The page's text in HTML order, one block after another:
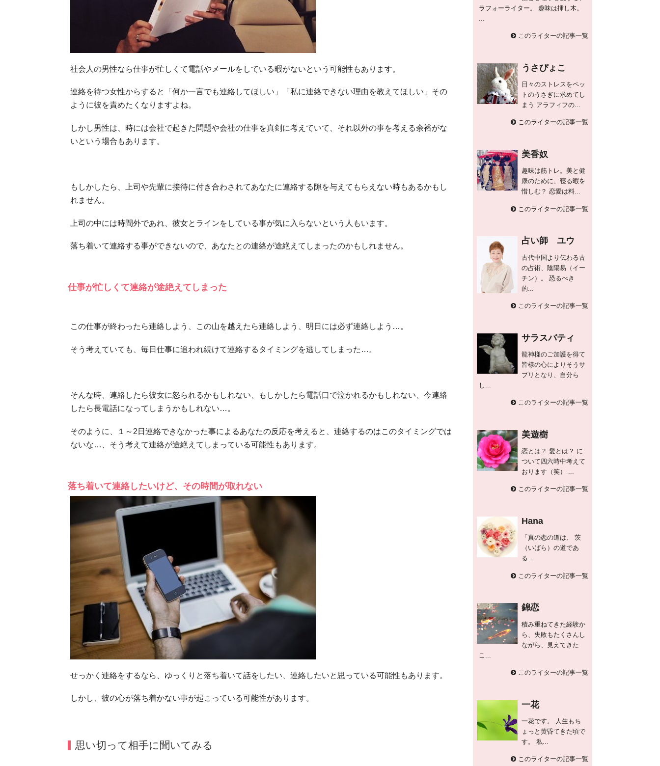
社会人の男性なら仕事が忙しくて電話やメールをしている暇がないという可能性もあります。
連絡を待つ女性からすると「何か一言でも連絡してほしい」「私に連絡できない理由を教えてほしい」その
ように彼を責めたくなりますよね。
しかし男性は、時には会社で起きた問題や会社の仕事を真剣に考えていて、それ以外の事を考える余裕がな
いという場合もあります。
もしかしたら、上司や先輩に接待に付き合わされてあなたに連絡する隙を与えてもらえない時もあるかもし
れません。
上司の中には時間外であれ、彼女とラインをしている事が気に入らないという人もいます。
落ち着いて連絡する事ができないので、あなたとの連絡が途絶えてしまったのかもしれません。
仕事が忙しくて連絡が途絶えてしまった
この仕事が終わったら連絡しよう、この山を越えたら連絡しよう、明日には必ず連絡しよう…。
そう考えていても、毎日仕事に追われ続けて連絡するタイミングを逃してしまった…。
そんな時、連絡したら彼女に怒られるかもしれない、もしかしたら電話口で泣かれるかもしれない、今連絡
したら長電話になってしまうかもしれない…。
そのように、１～2日連絡できなかった事によるあなたの反応を考えると、連絡するのはこのタイミングでは
ないな…、そう考えて連絡が途絶えてしまっている可能性もあります。
落ち着いて連絡したいけど、その時間が取れない
せっかく連絡をするなら、ゆっくりと落ち着いて話をしたい、連絡したいと思っている可能性もあります。
しかし、彼の心が落ち着かない事が起こっている可能性があります。
思い切って相手に聞いてみる
ラフォーライター。 趣味は挿し木。
...
このライターの記事一覧
うさぴょこ
日々のストレスをペッ
トのうさぎに求めてし
まう アラフィフの...
このライターの記事一覧
美香奴
趣味は筋トレ。美と健
康のために、寝る暇を
惜しむ？ 恋愛は料...
このライターの記事一覧
占い師 ユウ
古代中国より伝わる古
の占術、陰陽易（イー
チン）。 恐るべき
的...
このライターの記事一覧
サラスバティ
龍神様のご加護を得て
皆様の心によりそうサ
プリとなり、自分ら
し...
このライターの記事一覧
美遊樹
恋とは？ 愛とは？ に
ついて四六時中考えて
おります（笑） ...
このライターの記事一覧
Hana
「真の恋の道は、 茨
（いばら）の道であ
る...
このライターの記事一覧
錦恋
積み重ねてきた経験か
ら、失敗もたくさんし
ながら、見えてきた
こ...
このライターの記事一覧
一花
一花です。 人生もち
ょっと黄昏てきた頃で
す。 私...
このライターの記事一覧